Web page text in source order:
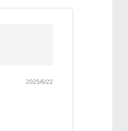
2025/6/22